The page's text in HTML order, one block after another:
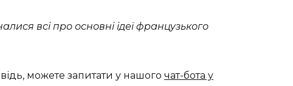
всі про основні ідеї французького
можете запитати у нашого чат-бота у